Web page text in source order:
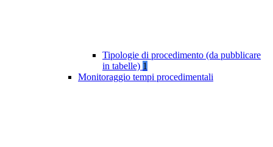
Tipologie di procedimento (da pubblicare
in tabelle) 1
Monitoraggio tempi procedimentali